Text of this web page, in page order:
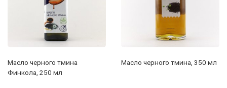
Масло черного тмина
Финкола, 250 мл
Масло черного тмина, 350 мл